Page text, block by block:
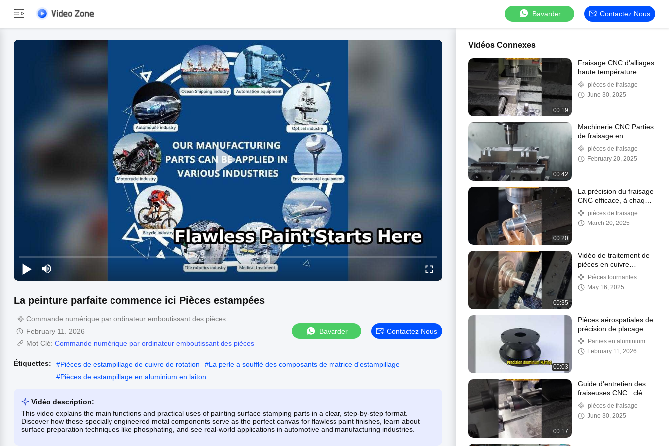
Bavarder Contactez Nous
La peinture parfaite commence ici Pièces estampées
Commande numérique par ordinateur emboutissant des pièces
February 11, 2026
Mot Clé: Commande numérique par ordinateur emboutissant des pièces
Bavarder Contactez Nous
Étiquettes: #Pièces de estampillage de cuivre de rotation #La perle a soufflé des composants de matrice d'estampillage
#Pièces de estampillage en aluminium en laiton
Vidéo description:
This video explains the main functions and practical uses of painting surface stamping parts in a clear, step-by-step format.
Discover how these specially engineered metal components serve as the perfect canvas for flawless paint finishes, learn about
surface preparation techniques like phosphating, and see real-world applications in automotive and manufacturing industries.
Vidéos Connexes
00:19
Fraisage CNC d'alliages
haute température :
usinage de matériaux
en environnements
extrêmes
pièces de fraisage
June 30, 2025
00:42
Machinerie CNC Parties
de fraisage en
aluminium
pièces de fraisage
February 20, 2025
00:20
La précision du fraisage
CNC efficace, à chaque
fois pièces de fraisage
March 20, 2025
00:35
Vidéo de traitement de
pièces en cuivre
tournant CNC
Pièces tournantes
May 16, 2025
00:03
Pièces aérospatiales de
précision de placage
d'aluminium
Parties en aluminium
usinées à la CNC
February 11, 2026
00:17
Guide d'entretien des
fraiseuses CNC : clé
pour prolonger la durée
de vie de l'équipement
pièces de fraisage
June 30, 2025